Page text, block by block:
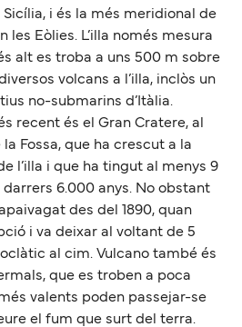
i és la més meridional de
les Eòlies. L’illa només mesura
alt es troba a uns 500 m sobre
volcans a l’illa, inclòs un
no-submarins d’Itàlia.
recent és el Gran Cratere, al
Fossa, que ha crescut a la
l’illa i que ha tingut al menys 9
6.000 anys. No obstant
des del 1890, quan
i va deixar al voltant de 5
al cim. Vulcano també és
que es troben a poca
valents poden passejar-se
el fum que surt del terra.